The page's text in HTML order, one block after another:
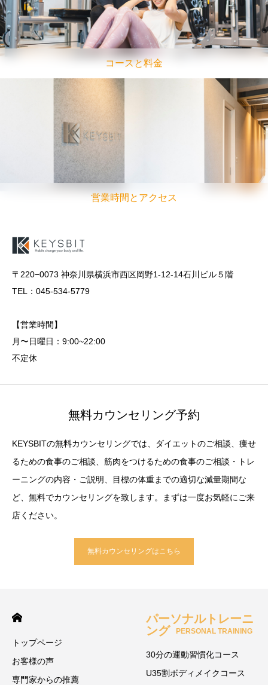
コースと料金
営業時間とアクセス
〒220−0073 神奈川県横浜市西区岡野1-12-14石川ビル５階
TEL：045-534-5779
【営業時間】
月〜日曜日：9:00~22:00
不定休
無料カウンセリング予約
KEYSBITの無料カウンセリングでは、ダイエットのご相談、痩せ
るための食事のご相談、筋肉をつけるための食事のご相談・トレ
ーニングの内容・ご説明、目標の体重までの適切な減量期間な
ど、無料でカウンセリングを致します。まずは一度お気軽にご来
店ください。
無料カウンセリングはこちら
トップページ
お客様の声
専門家からの推薦
パーソナルトレーニ
ング
PERSONAL TRAINING
30分の運動習慣化コース
U35割ボディメイクコース